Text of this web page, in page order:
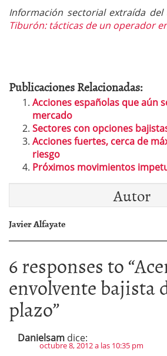
Información sectorial extraída del
Tiburón: tácticas de un operador
Publicaciones Relacionadas:
Acciones españolas que aún
mercado
Sectores con opciones
Acciones fuertes, cerca de
riesgo
Próximos movimientos
Autor
Javier Alfayate
6 responses to “
envolvente bajista
plazo”
Danielsam dice:
octubre 8, 2012 a las 10:35 pm